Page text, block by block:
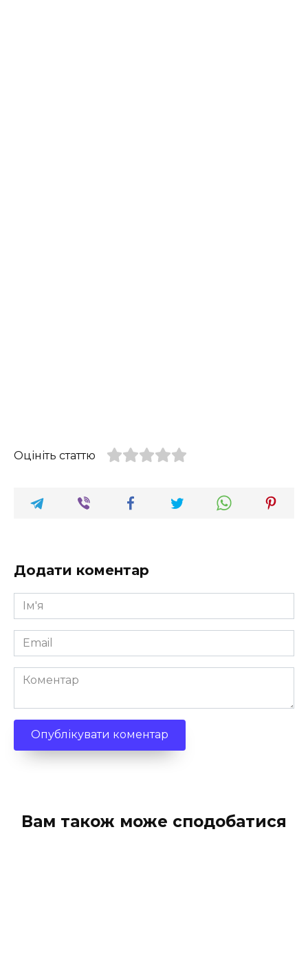
Оцініть статтю
Додати коментар
Ім'я
*
Email
*
Коментар
Вам також може сподобатися